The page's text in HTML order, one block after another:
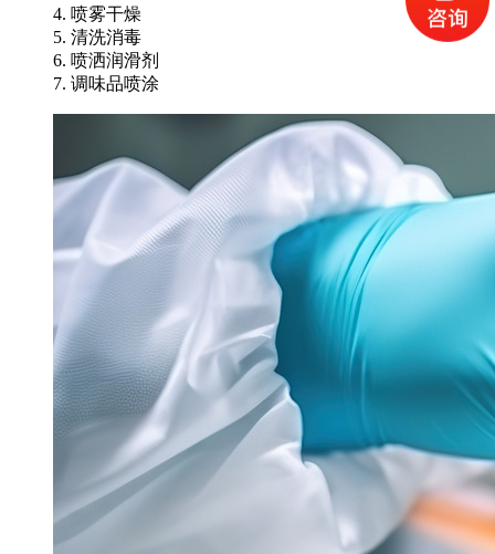
4. 喷雾干燥
5. 清洗消毒
6. 喷洒润滑剂
7. 调味品喷涂